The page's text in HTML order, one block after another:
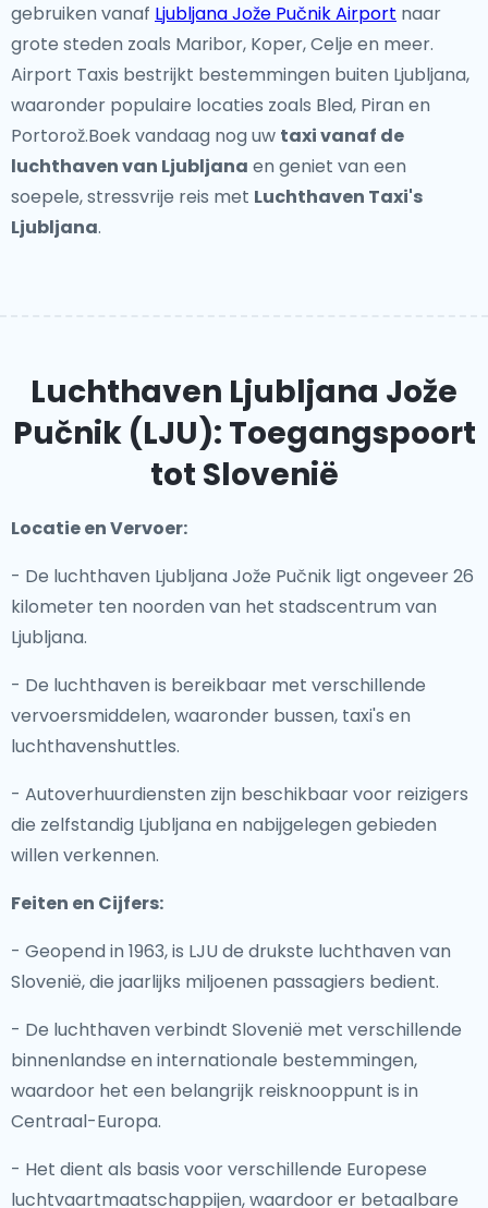
gebruiken vanaf Ljubljana Jože Pučnik Airport naar
grote steden zoals Maribor, Koper, Celje en meer.
Airport Taxis bestrijkt bestemmingen buiten Ljubljana,
waaronder populaire locaties zoals Bled, Piran en
Portorož.Boek vandaag nog uw taxi vanaf de
luchthaven van Ljubljana en geniet van een
soepele, stressvrije reis met Luchthaven Taxi's
Ljubljana.
Luchthaven Ljubljana Jože
Pučnik (LJU): Toegangspoort
tot Slovenië
Locatie en Vervoer:
- De luchthaven Ljubljana Jože Pučnik ligt ongeveer 26
kilometer ten noorden van het stadscentrum van
Ljubljana.
- De luchthaven is bereikbaar met verschillende
vervoersmiddelen, waaronder bussen, taxi's en
luchthavenshuttles.
- Autoverhuurdiensten zijn beschikbaar voor reizigers
die zelfstandig Ljubljana en nabijgelegen gebieden
willen verkennen.
Feiten en Cijfers:
- Geopend in 1963, is LJU de drukste luchthaven van
Slovenië, die jaarlijks miljoenen passagiers bedient.
- De luchthaven verbindt Slovenië met verschillende
binnenlandse en internationale bestemmingen,
waardoor het een belangrijk reisknooppunt is in
Centraal-Europa.
- Het dient als basis voor verschillende Europese
luchtvaartmaatschappijen, waardoor er betaalbare